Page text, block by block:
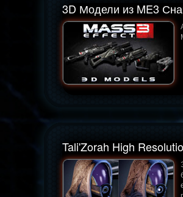
3D Модели из ME3
Tali'Zorah High